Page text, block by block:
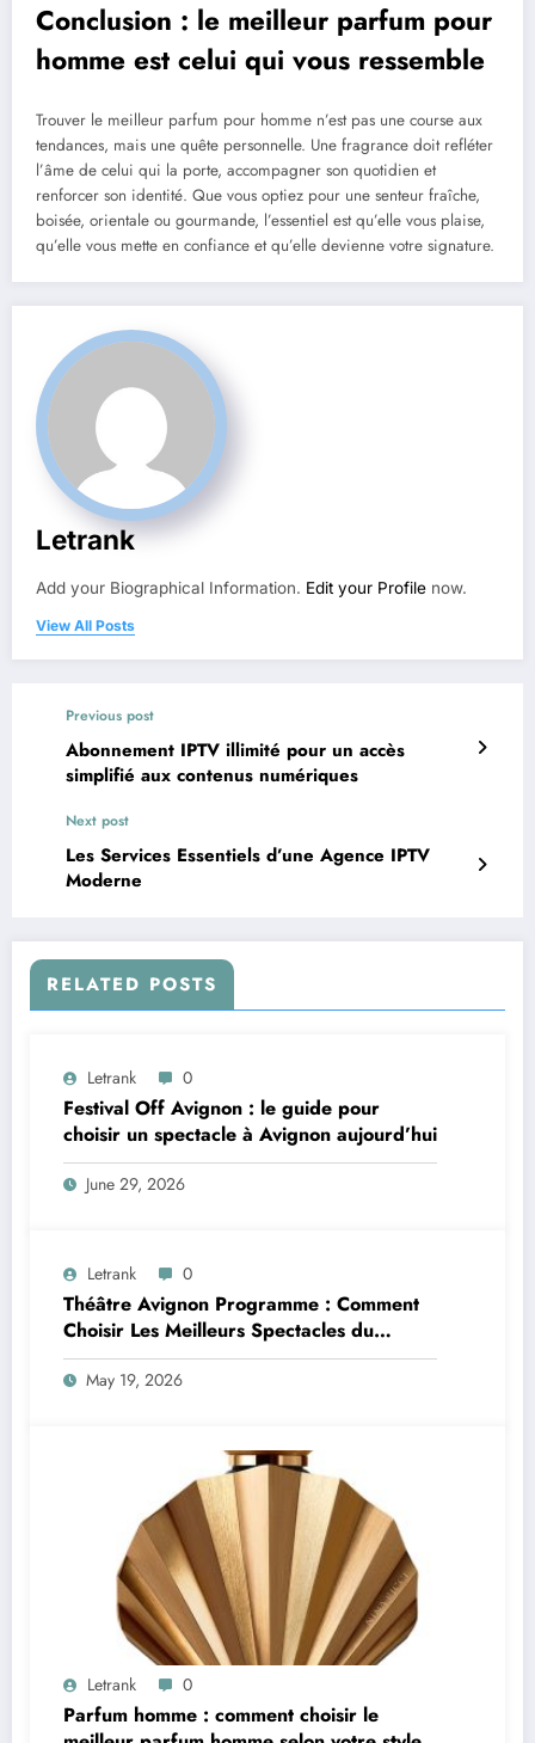
Conclusion : le meilleur parfum pour
homme est celui qui vous ressemble
Trouver le meilleur parfum pour homme n’est pas une course aux
tendances, mais une quête personnelle. Une fragrance doit refléter
l’âme de celui qui la porte, accompagner son quotidien et
renforcer son identité. Que vous optiez pour une senteur fraîche,
boisée, orientale ou gourmande, l’essentiel est qu’elle vous plaise,
qu’elle vous mette en confiance et qu’elle devienne votre signature.
Letrank
Add your Biographical Information. Edit your Profile now.
View All Posts
Previous post
Abonnement IPTV illimité pour un accès
simplifié aux contenus numériques
Next post
Les Services Essentiels d’une Agence IPTV
Moderne
RELATED POSTS
Letrank 0
Festival Off Avignon : le guide pour
choisir un spectacle à Avignon aujourd’hui
June 29, 2026
Letrank 0
Théâtre Avignon Programme : Comment
Choisir Les Meilleurs Spectacles du
Festival Off Avignon
May 19, 2026
Letrank 0
Parfum homme : comment choisir le